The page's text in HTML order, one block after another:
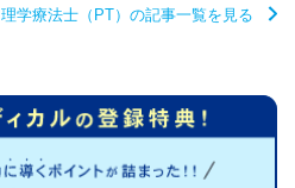
理学療法士（PT）の記事一覧を見る